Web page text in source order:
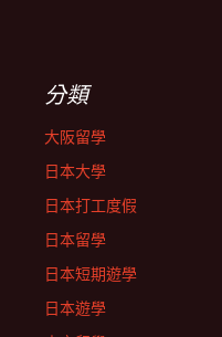
分類
大阪留學
日本大學
日本打工度假
日本留學
日本短期遊學
日本遊學